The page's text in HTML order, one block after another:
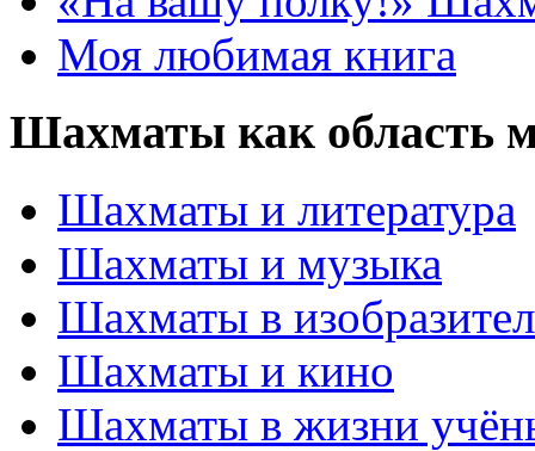
Моя любимая книга
Шахматы как область
Шахматы и литература
Шахматы и музыка
Шахматы в
Шахматы и кино
Шахматы в жизни